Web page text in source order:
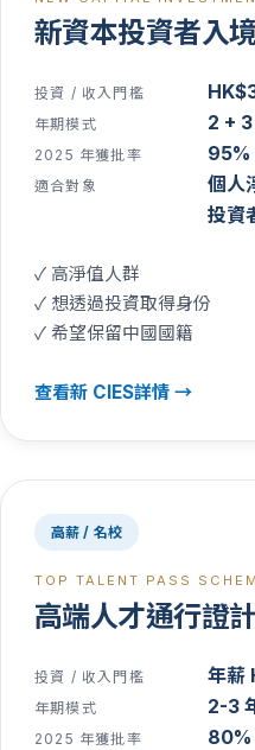
新資本投資者入
投資 / 收入門檻
年期模式 2 +
2025 年獲批率 95%
適合對象
個人
投資
✓ 高淨值人群
✓ 想透過投資取得身份
✓ 希望保留中國國籍
查看新 CIES詳情 →
高薪 / 名校
TOP TALENT PASS
高端人才通行證
投資 / 收入門檻 年薪
年期模式 2-3
2025 年獲批率 80%